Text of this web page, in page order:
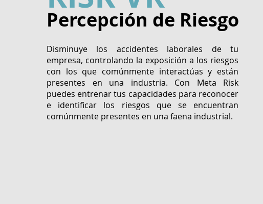
Percepción de Riesgo
Disminuye los accidentes laborales de tu
empresa, controlando la exposición a los riesgos
con los que comúnmente interactúas y están
presentes en una industria. Con Meta Risk
puedes entrenar tus capacidades para reconocer
e identificar los riesgos que se encuentran
comúnmente presentes en una faena industrial.